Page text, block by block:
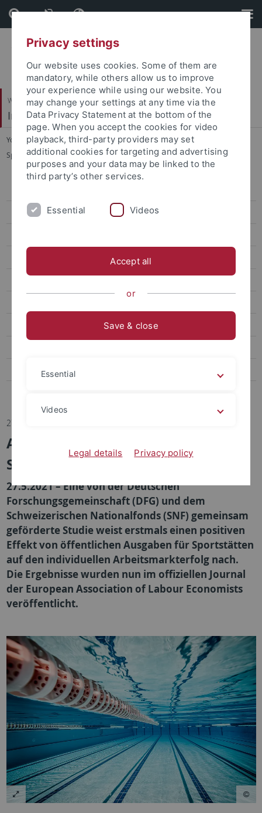
Skip
to
content
Skip
to
footer
Wirtschafts- und Sozialwissenschaftliche Fakultät
Institut für Sportwissenschaft
You are here: Startseite
...
Sportökonomik, Sportmanagement und Sportpublizistik
Team
Biomechanik, Bewegungs- und Trainingswissenschaft
Bildungs- und Gesundheitsforschung im Sport
27.05.2021
Arbeitsmarkteffekte öffentlicher
Sportförderausgaben
27.5.2021 – Eine von der Deutschen
Forschungsgemeinschaft (DFG) und dem
Schweizerischen Nationalfonds (SNF) gemeinsam
geförderte Studie weist erstmals einen positiven
Effekt von öffentlichen Ausgaben für Sportstätten
auf den individuellen Arbeitsmarkterfolg nach.
Die Ergebnisse wurden nun im offiziellen Journal
der European Association of Labour Economists
veröffentlicht.
Privacy settings
Our website uses cookies. Some of them are
mandatory, while others allow us to improve
your experience while using our website. You
may change your settings at any time via the
Data Privacy Statement at the bottom of the
page. When you accept the cookies for video
playback, third-party providers may set
additional cookies for targeting and advertising
purposes and your data may be linked to the
third party’s other services.
Essential Videos
Accept all
or
Save & close
Essential
Videos
Legal details Privacy policy